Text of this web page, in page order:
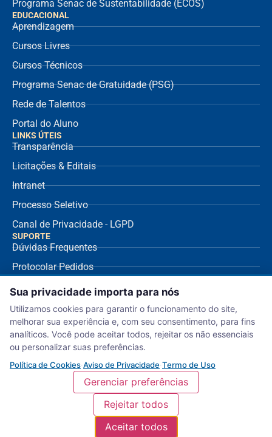
Programa Senac de Sustentabilidade (ECOS)
EDUCACIONAL
Aprendizagem
Cursos Livres
Cursos Técnicos
Programa Senac de Gratuidade (PSG)
Rede de Talentos
Portal do Aluno
LINKS ÚTEIS
Transparência
Licitações & Editais
Intranet
Processo Seletivo
Canal de Privacidade - LGPD
SUPORTE
Dúvidas Frequentes
Protocolar Pedidos
Envio de NF Fornecedor
Ouvidoria
Aviso de Privacidade
Termo de Uso
Política de Cookies
Serviço Nacional de Aprendizagem Comercial – Departamento Regional de
Política de Privacidade
Sua privacidade importa para nós
Utilizamos cookies para garantir o funcionamento do site,
melhorar sua experiência e, com seu consentimento, para fins
analíticos. Você pode aceitar todos, rejeitar os não essenciais
ou personalizar suas preferências.
Política de Cookies·Aviso de Privacidade·Termo de Uso
Gerenciar preferências
Rejeitar todos
Aceitar todos